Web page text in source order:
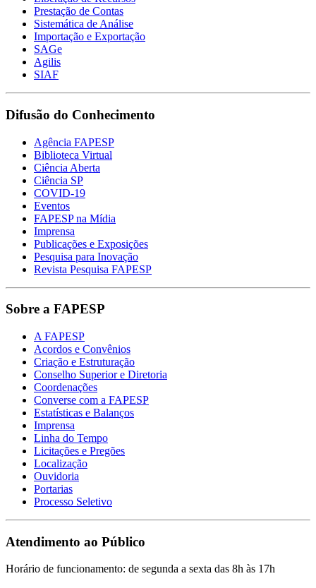
Prestação de Contas
Sistemática de Análise
Importação e Exportação
SAGe
Agilis
SIAF
Difusão do Conhecimento
Agência FAPESP
Biblioteca Virtual
Ciência Aberta
Ciência SP
COVID-19
Eventos
FAPESP na Mídia
Imprensa
Publicações e Exposições
Pesquisa para Inovação
Revista Pesquisa FAPESP
Sobre a FAPESP
A FAPESP
Acordos e Convênios
Criação e Estruturação
Conselho Superior e Diretoria
Coordenações
Converse com a FAPESP
Estatísticas e Balanços
Imprensa
Linha do Tempo
Licitações e Pregões
Localização
Ouvidoria
Portarias
Processo Seletivo
Atendimento ao Público
Horário de funcionamento: de segunda a sexta das 8h às 17h